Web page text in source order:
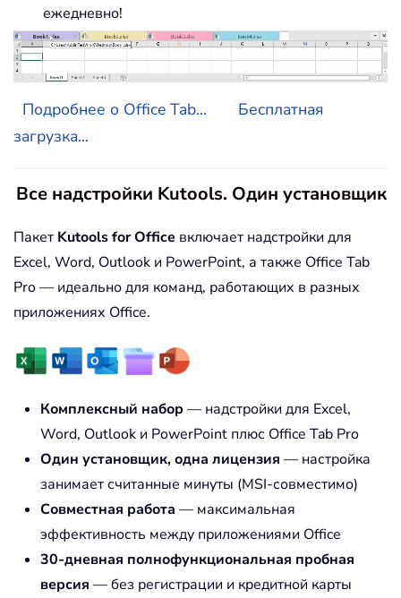
ежедневно!
Подробнее о Office Tab...
Бесплатная
загрузка...
Все надстройки Kutools. Один установщик
Пакет Kutools for Office включает надстройки для
Excel, Word, Outlook и PowerPoint, а также Office Tab
Pro — идеально для команд, работающих в разных
приложениях Office.
Комплексный набор — надстройки для Excel,
Word, Outlook и PowerPoint плюс Office Tab Pro
Один установщик, одна лицензия — настройка
занимает считанные минуты (MSI-совместимо)
Совместная работа — максимальная
эффективность между приложениями Office
30-дневная полнофункциональная пробная
версия — без регистрации и кредитной карты